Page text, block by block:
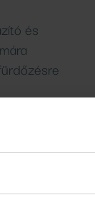
és
céllal
tovább 40